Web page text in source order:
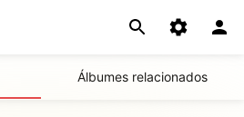
Álbumes relacionados